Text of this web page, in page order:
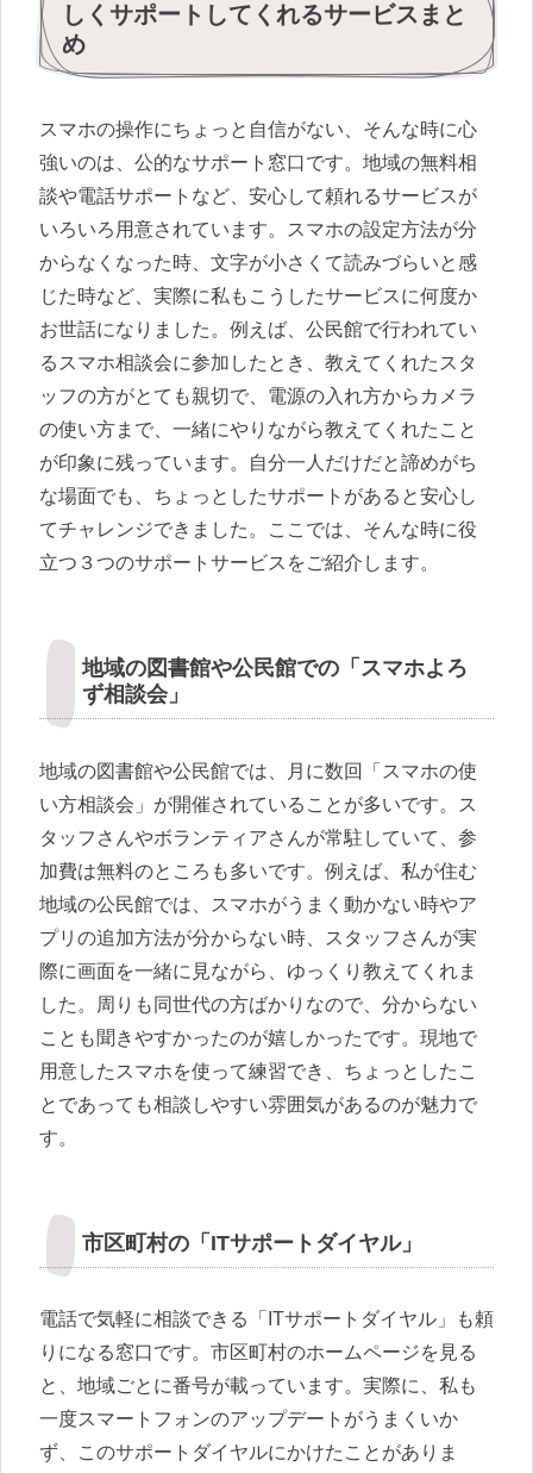
しくサポートしてくれるサービスまと
め
スマホの操作にちょっと自信がない、そんな時に心
強いのは、公的なサポート窓口です。地域の無料相
談や電話サポートなど、安心して頼れるサービスが
いろいろ用意されています。スマホの設定方法が分
からなくなった時、文字が小さくて読みづらいと感
じた時など、実際に私もこうしたサービスに何度か
お世話になりました。例えば、公民館で行われてい
るスマホ相談会に参加したとき、教えてくれたスタ
ッフの方がとても親切で、電源の入れ方からカメラ
の使い方まで、一緒にやりながら教えてくれたこと
が印象に残っています。自分一人だけだと諦めがち
な場面でも、ちょっとしたサポートがあると安心し
てチャレンジできました。ここでは、そんな時に役
立つ３つのサポートサービスをご紹介します。
地域の図書館や公民館での「スマホよろ
ず相談会」
地域の図書館や公民館では、月に数回「スマホの使
い方相談会」が開催されていることが多いです。ス
タッフさんやボランティアさんが常駐していて、参
加費は無料のところも多いです。例えば、私が住む
地域の公民館では、スマホがうまく動かない時やア
プリの追加方法が分からない時、スタッフさんが実
際に画面を一緒に見ながら、ゆっくり教えてくれま
した。周りも同世代の方ばかりなので、分からない
ことも聞きやすかったのが嬉しかったです。現地で
用意したスマホを使って練習でき、ちょっとしたこ
とであっても相談しやすい雰囲気があるのが魅力で
す。
市区町村の「ITサポートダイヤル」
電話で気軽に相談できる「ITサポートダイヤル」も頼
りになる窓口です。市区町村のホームページを見る
と、地域ごとに番号が載っています。実際に、私も
一度スマートフォンのアップデートがうまくいか
ず、このサポートダイヤルにかけたことがありま